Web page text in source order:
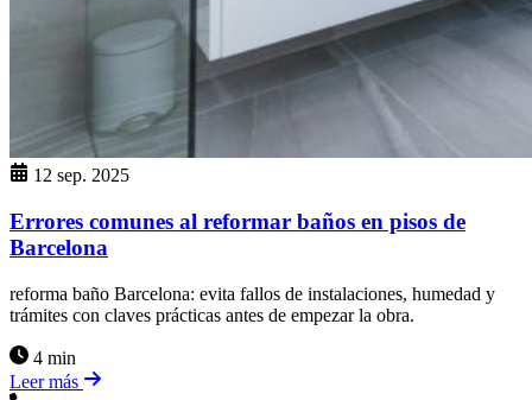
12 sep. 2025
Errores comunes al reformar baños en pisos de
Barcelona
reforma baño Barcelona: evita fallos de instalaciones, humedad y
trámites con claves prácticas antes de empezar la obra.
4 min
Leer más